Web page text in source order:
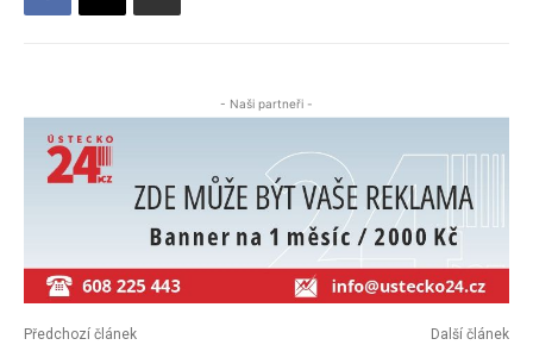
- Naši partneři -
Předchozí článek Další článek